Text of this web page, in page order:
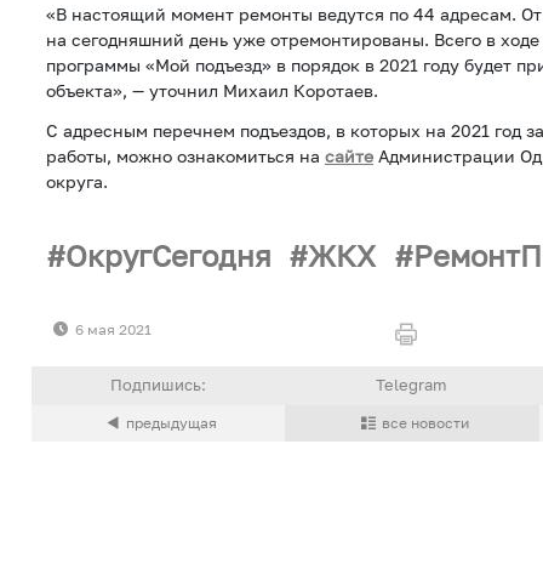
«В настоящий момент ремонты ведутся по 44 адресам.
на сегодняшний день уже отремонтированы. Всего в
программы «Мой подъезд» в порядок в 2021 году будет
объекта», — уточнил Михаил Коротаев.
С адресным перечнем подъездов, в которых на 2021 год
работы, можно ознакомиться на сайте Администрации
округа.
ОкругСегодня ЖКХ
6 мая 2021